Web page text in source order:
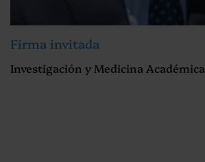
Firma invitada
Investigación y Medicina Académica